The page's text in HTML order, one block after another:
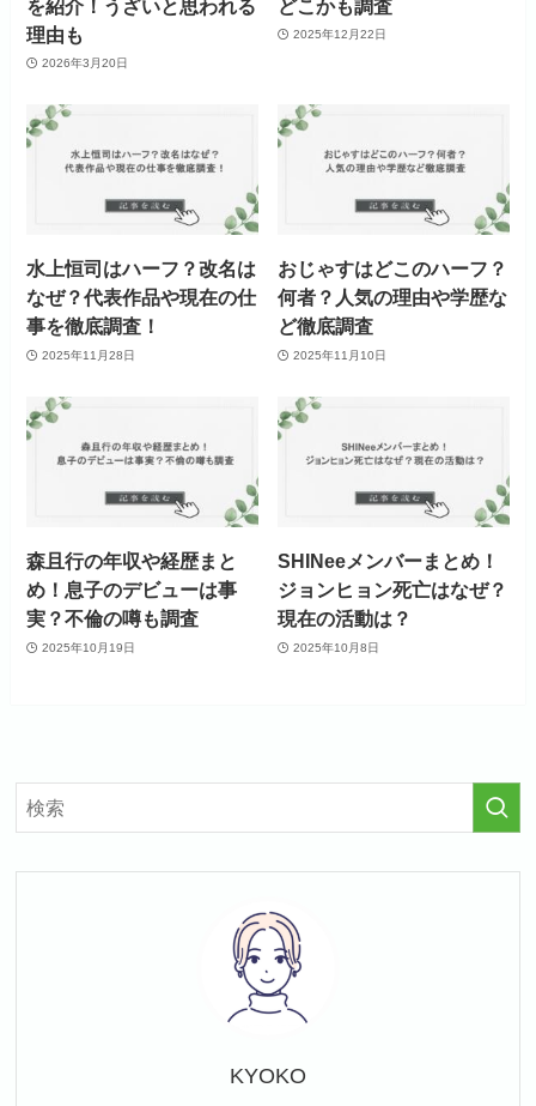
を紹介！うざいと思われる
理由も
2026年3月20日
どこかも調査
2025年12月22日
水上恒司はハーフ？改名は
なぜ？代表作品や現在の仕
事を徹底調査！
2025年11月28日
おじゃすはどこのハーフ？
何者？人気の理由や学歴な
ど徹底調査
2025年11月10日
森且行の年収や経歴まと
め！息子のデビューは事
実？不倫の噂も調査
2025年10月19日
SHINeeメンバーまとめ！
ジョンヒョン死亡はなぜ？
現在の活動は？
2025年10月8日
KYOKO